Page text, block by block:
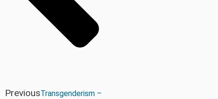
PreviousTransgenderism –